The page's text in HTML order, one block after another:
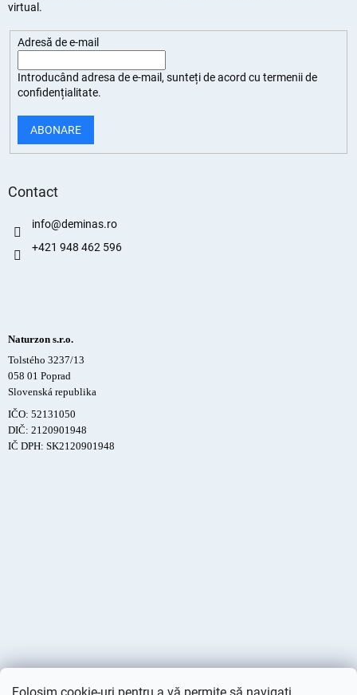
virtual.
Adresă de e-mail
Introducând adresa de e-mail, sunteți deacord cu termenii de
confidențialitate.
ABONARE
Contact
info@deminas.ro
+421 948 462 596
Naturzon s.r.o.
Tolstého 3237/13
058 01 Poprad
Slovenská republika
IČO: 52131050
DIČ: 2120901948
IČ DPH: SK2120901948